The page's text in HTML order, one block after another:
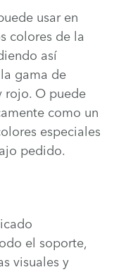
usar en
colores de la
así
gama de
rojo. O puede
como un
especiales
pedido.
el soporte,
visuales y